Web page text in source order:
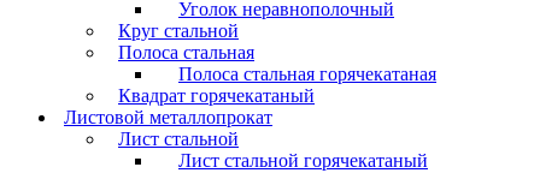
Уголок неравнополочный
Круг стальной
Полоса стальная
Полоса стальная горячекатаная
Квадрат горячекатаный
Листовой металлопрокат
Лист стальной
Лист стальной горячекатаный